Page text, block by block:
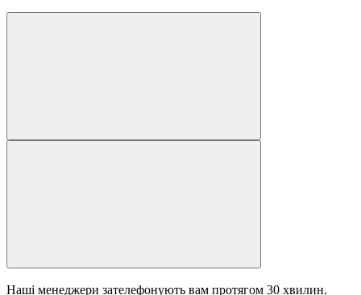
Наші менеджери зателефонують вам протягом 30 хвилин.